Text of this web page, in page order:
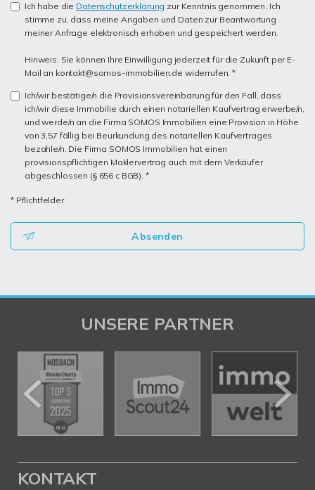
Ich habe die Datenschutzerklärung zur Kenntnis genommen. Ich
stimme zu, dass meine Angaben und Daten zur Beantwortung
meiner Anfrage elektronisch erhoben und gespeichert werden.
Hinweis: Sie können Ihre Einwilligung jederzeit für die Zukunft per E-
Mail an kontakt@somos-immobilien.de widerrufen. *
Ich/wir bestätige/n die Provisionsvereinbarung für den Fall, dass
ich/wir diese Immobilie durch einen notariellen Kaufvertrag erwerbe/n,
und werde/n an die Firma SOMOS Immobilien eine Provision in Höhe
von 3,57 fällig bei Beurkundung des notariellen Kaufvertrages
bezahle/n. Die Firma SOMOS Immobilien hat einen
provisionspflichtigen Maklervertrag auch mit dem Verkäufer
abgeschlossen (§ 656 c BGB). *
* Pflichtfelder
Absenden
UNSERE PARTNER
KONTAKT